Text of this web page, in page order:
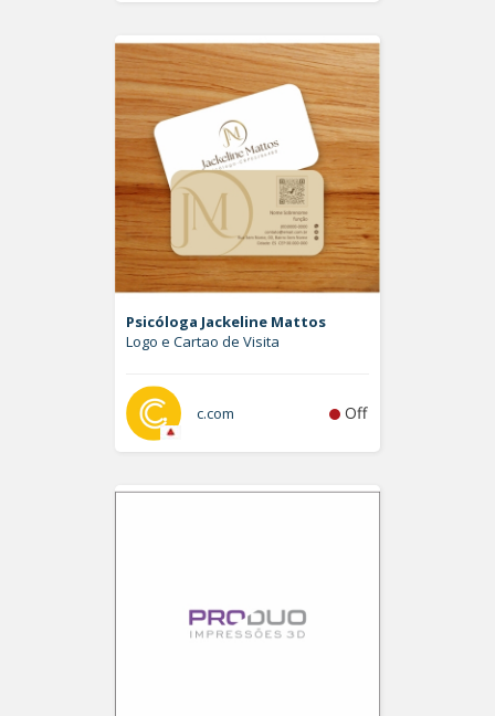
Psicóloga Jackeline Mattos
Logo e Cartao de Visita
c.com Off